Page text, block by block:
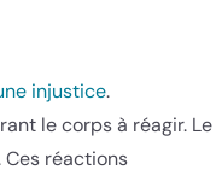
injustice.
le corps à réagir. Le
réactions